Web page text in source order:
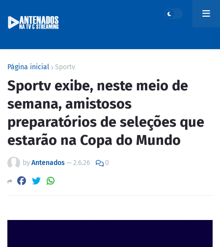
Página inicial Sportv
Sportv exibe, neste meio de
semana, amistosos
preparatórios de seleções que
estarão na Copa do Mundo
byAntenados—2.6.26 0